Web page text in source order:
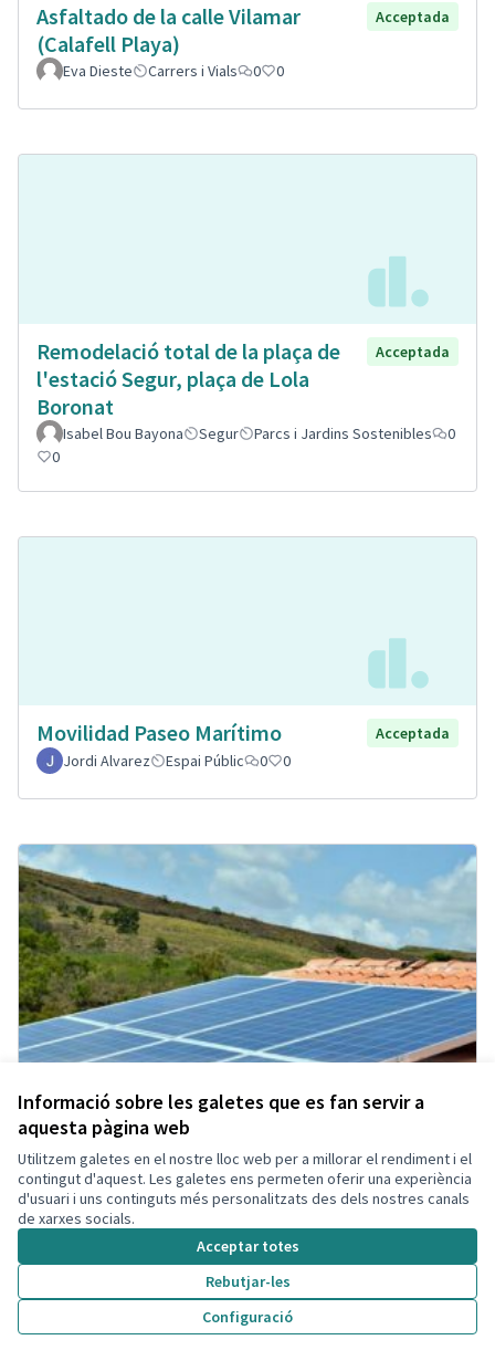
Informació sobre les galetes que es fan servir a
aquesta pàgina web
Utilitzem galetes en el nostre lloc web per a millorar el rendiment i el
contingut d'aquest. Les galetes ens permeten oferir una experiència
d'usuari i uns continguts més personalitzats des dels nostres canals
de xarxes socials.
Acceptar totes
Rebutjar-les
Configuració
Asfaltado de la calle Vilamar
(Calafell Playa)
Acceptada
Eva Dieste Carrers i Vials 0 0
Remodelació total de la plaça de
l'estació Segur, plaça de Lola
Boronat
Acceptada
Isabel Bou Bayona Segur Parcs i Jardins Sostenibles
0
0
Movilidad Paseo Marítimo
Acceptada
Jordi Alvarez
Espai Públic 0 0
Energies Renovables
Acceptada